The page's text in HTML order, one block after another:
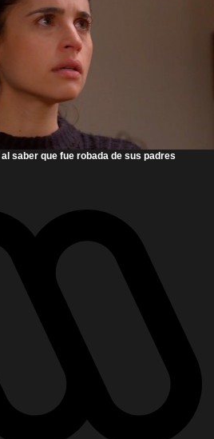
saber que fue robada de sus padres